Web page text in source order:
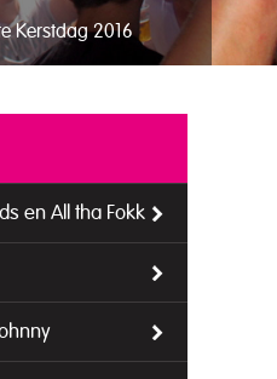
Kerstdag 2016
en All tha Fokk